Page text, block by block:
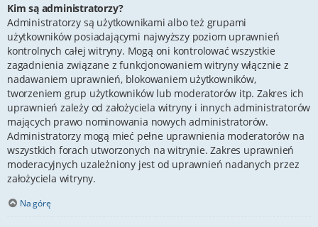
Kim są administratorzy?
Administratorzy są użytkownikami albo też grupami
użytkowników posiadającymi najwyższy poziom uprawnień
kontrolnych całej witryny. Mogą oni kontrolować wszystkie
zagadnienia związane z funkcjonowaniem witryny włącznie z
nadawaniem uprawnień, blokowaniem użytkowników,
tworzeniem grup użytkowników lub moderatorów itp. Zakres ich
uprawnień zależy od założyciela witryny i innych administratorów
mających prawo nominowania nowych administratorów.
Administratorzy mogą mieć pełne uprawnienia moderatorów na
wszystkich forach utworzonych na witrynie. Zakres uprawnień
moderacyjnych uzależniony jest od uprawnień nadanych przez
założyciela witryny.
Na górę